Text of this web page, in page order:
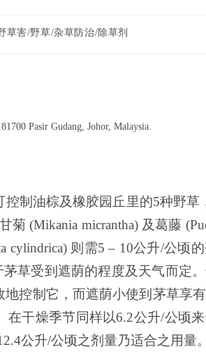
草害/野草/杂草防治/除草剂
Pasir Gudang, Johor, Malaysia.
制油棕及橡胶园丘里的5种野草
(Mikania micrantha) 及葛藤
cylindrica) 则需5 – 10公升/公顷
草受到遮荫的程度及天气而定
控制它，而遮荫小使到茅草享
干燥季节同样以6.2公升/公顷
公升/公顷之剂量乃适合之用量。